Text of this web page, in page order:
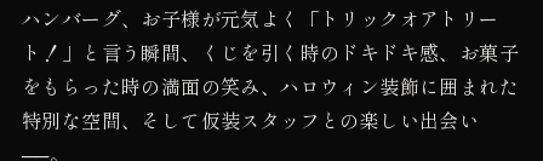
ハンバーグ、お子様が元気よく「トリックオアトリー
ト！」と言う瞬間、くじを引く時のドキドキ感、お菓子
をもらった時の満面の笑み、ハロウィン装飾に囲まれた
特別な空間、そして仮装スタッフとの楽しい出会い
──。